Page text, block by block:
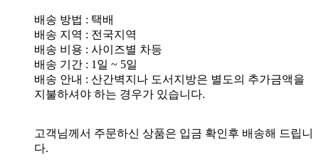
배송 방법 : 택배
배송 지역 : 전국지역
배송 비용 : 사이즈별 차등
배송 기간 : 1일 ~ 5일
배송 안내 : 산간벽지나 도서지방은 별도의 추가금액을
지불하셔야 하는 경우가 있습니다.
고객님께서 주문하신 상품은 입금 확인후 배송해 드립니
다.